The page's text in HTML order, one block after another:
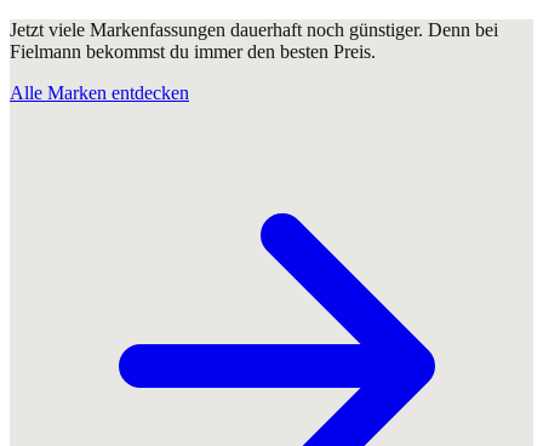
Jetzt viele Markenfassungen dauerhaft noch günstiger. Denn bei
Fielmann bekommst du immer den besten Preis.
Alle Marken entdecken